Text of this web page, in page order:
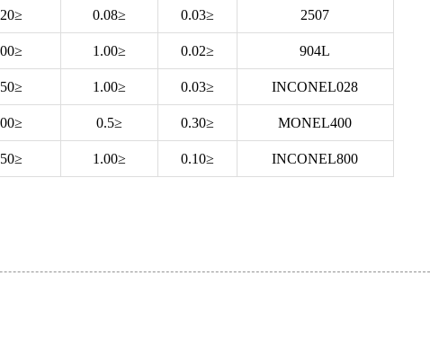
2507
≤0.03
≤0.08
≤1.20
904L
≤0.02
≤1.00
≤2.00
INCONEL028
≤0.03
≤1.00
≤2.50
MONEL400
≤0.30
≤0.5
≤2.00
INCONEL800
≤0.10
≤1.00
≤1.50